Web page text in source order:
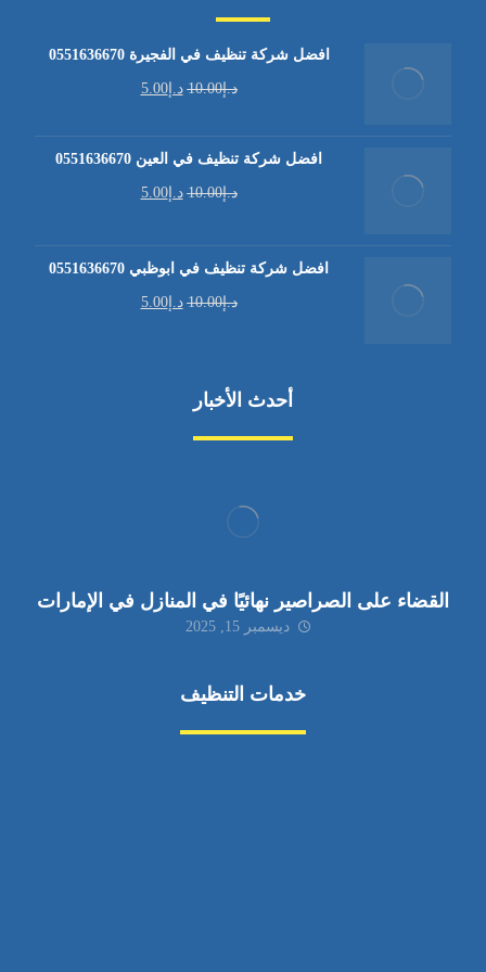
افضل شركة تنظيف في الفجيرة 0551636670
د.إ10.00 د.إ5.00
افضل شركة تنظيف في العين 0551636670
د.إ10.00 د.إ5.00
افضل شركة تنظيف في ابوظبي 0551636670
د.إ10.00 د.إ5.00
أحدث الأخبار
القضاء على الصراصير نهائيًا في المنازل في الإمارات
ديسمبر 15, 2025
خدمات التنظيف